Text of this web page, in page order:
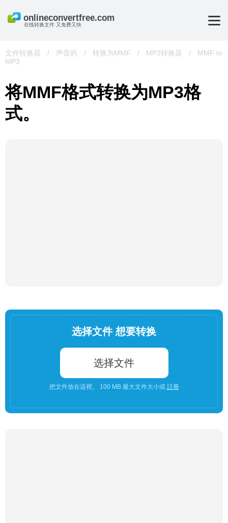
在线转换文件 又免费又快
文件转换器 / 声音的 / 转换为MMF / MP3转换器 /
MMF to
MP3
将MMF格式转换为MP3格
式。
选择文件 想要转换
选择文件
把文件放在這裡。 100 MB 最大文件大小或 註冊